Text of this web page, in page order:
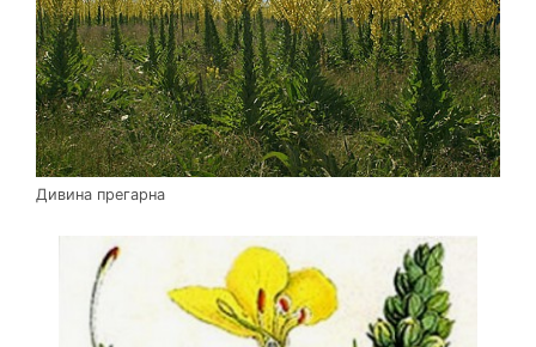
Дивина прегарна